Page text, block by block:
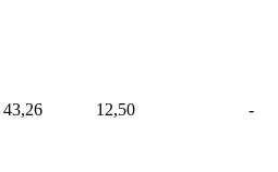
43,26 12,50 -